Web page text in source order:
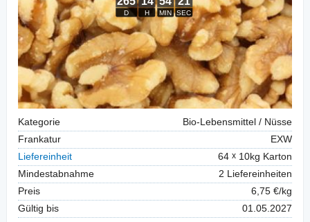
Kategorie
Bio-Lebensmittel / Nüsse
Frankatur
EXW
Liefereinheit
64
10kg Karton
Mindestabnahme
2 Liefereinheiten
Preis
6,75 €/kg
Gültig bis
01.05.2027